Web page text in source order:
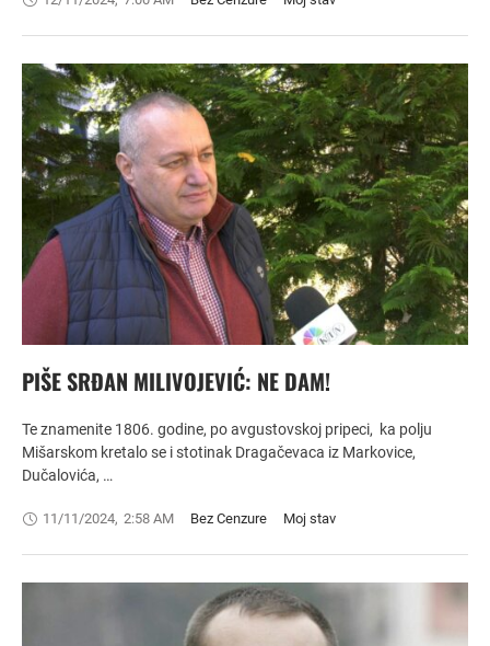
PIŠE SRĐAN MILIVOJEVIĆ: NE DAM!
Te znamenite 1806. godine, po avgustovskoj pripeci, ka polju
Mišarskom kretalo se i stotinak Dragačevaca iz Markovice,
Dučalovića, …
11/11/2024, 2:58 AM Bez Cenzure Moj stav